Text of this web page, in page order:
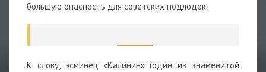
большую опасность для советских подлодок.
К слову, эсминец «Калинин» (один из знаменитой